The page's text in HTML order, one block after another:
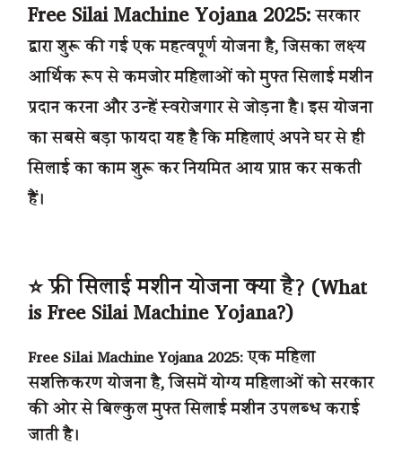
Free Silai Machine Yojana 2025:सरकार
द्वारा शुरू की गई एक महत्वपूर्ण योजना है, जिसका लक्ष्य
आर्थिक रूप से कमजोर महिलाओं को मुफ्त सिलाई मशीन
प्रदान करना और उन्हें स्वरोजगार से जोड़ना है। इस योजना
का सबसे बड़ा फायदा यह है कि महिलाएं अपने घर से ही
सिलाई का काम शुरू कर नियमित आय प्राप्त कर सकती
हैं।
⭐ फ्री सिलाई मशीन योजना क्या है? (What
is Free Silai Machine Yojana?)
Free Silai Machine Yojana 2025: एक महिला
सशक्तिकरण योजना है, जिसमें योग्य महिलाओं को सरकार
की ओर से बिल्कुल मुफ्त सिलाई मशीन उपलब्ध कराई
जाती है।